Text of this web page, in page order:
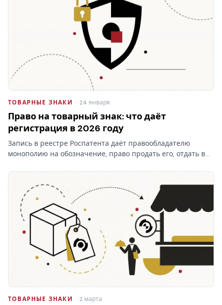
ТОВАРНЫЕ ЗНАКИ · 24 января
Право на товарный знак: что даёт
регистрация в 2026 году
Запись в реестре Роспатента даёт правообладателю
монополию на обозначение, право продать его, отдать в
что на практике даёт право на товарный знак, где
проходят…
ТОВАРНЫЕ ЗНАКИ · 2 марта